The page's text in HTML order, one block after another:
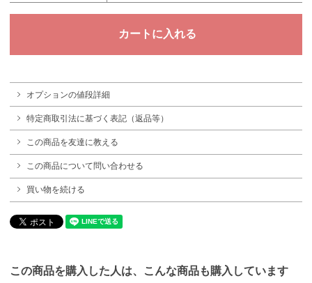
オプションの値段詳細
特定商取引法に基づく表記（返品等）
この商品を友達に教える
この商品について問い合わせる
買い物を続ける
この商品を購入した人は、こんな商品も購入しています